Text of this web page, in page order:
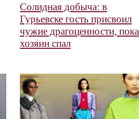
Солидная добыча: в
Гурьевске гость присвоил
чужие драгоценности, пока
хозяин спал